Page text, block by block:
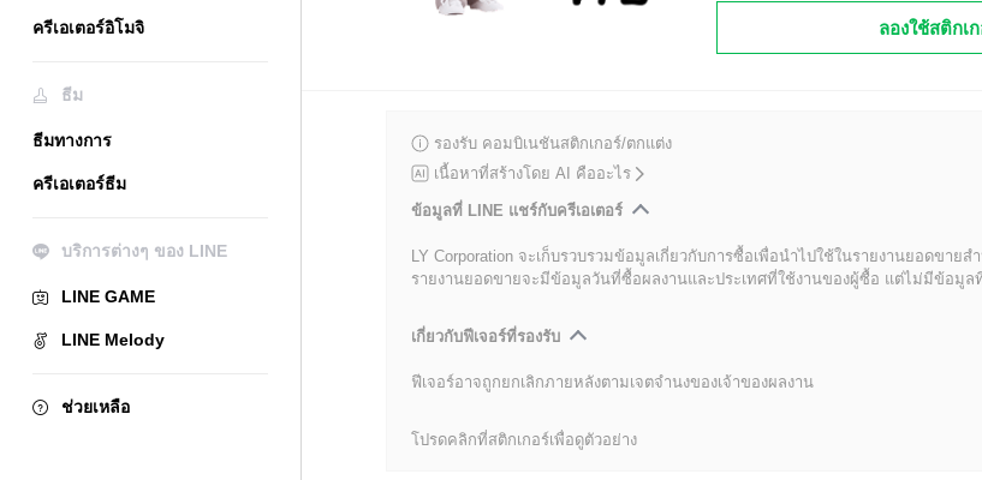
ครีเอเตอร์อิโมจิ
ธีม
ธีมทางการ
ครีเอเตอร์ธีม
บริการต่างๆ ของ LINE
LINE GAME
LINE Melody
ช่วยเหลือ
ลองใช้สติกเ
รองรับ คอมบิเนชันสติกเกอร์/ตกแต่ง
เนื้อหาที่สร้างโดย AI คืออะไร
ข้อมูลที่ LINE แชร์กับครีเอเตอร์
LY Corporation จะเก็บรวบรวมข้อมูลเกี่ยวกับการซื้อเพื่อนำไปใช้ในรายงานยอดขายส
รายงานยอดขายจะมีข้อมูลวันที่ซื้อผลงานและประเทศที่ใช้งานของผู้ซื้อ แต่ไม่มีข้อมูล
เกี่ยวกับฟีเจอร์ที่รองรับ
ฟีเจอร์อาจถูกยกเลิกภายหลังตามเจตจำนงของเจ้าของผลงาน
โปรดคลิกที่สติกเกอร์เพื่อดูตัวอย่าง